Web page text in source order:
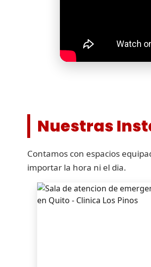
Nuestras
Contamos con espacios
importar la hora ni el dia.